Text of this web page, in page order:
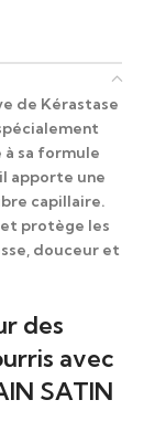
de Kérastase
à sa formule
apporte une
capillaire.
protège les
douceur et
des
avec
SATIN